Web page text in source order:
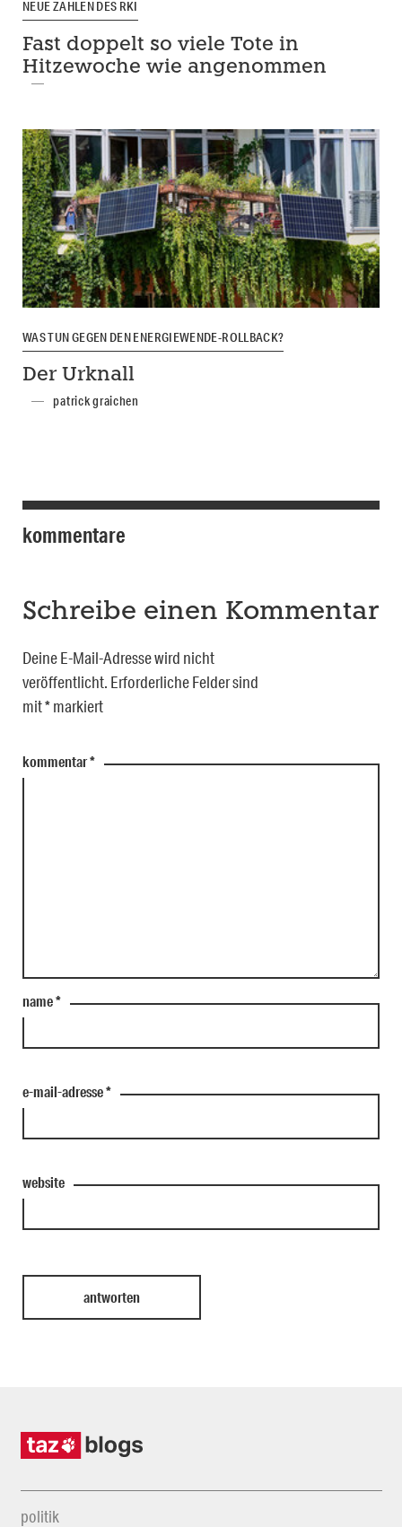
NEUE ZAHLEN DES RKI
Fast doppelt so viele Tote in
Hitzewoche wie angenommen
WAS TUN GEGEN DEN ENERGIEWENDE-ROLLBACK?
Der Urknall
patrick graichen
kommentare
Schreibe einen Kommentar
Deine E-Mail-Adresse wird nicht
veröffentlicht. Erforderliche Felder sind
mit*markiert
kommentar*
name*
e-mail-adresse*
website
politik